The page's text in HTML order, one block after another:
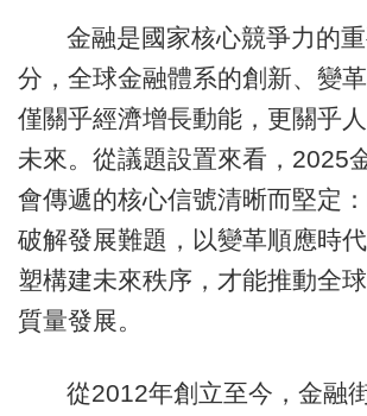
金融是國家核心競爭力的
分，全球金融體系的創新、變
僅關乎經濟增長動能，更關乎
未來。從議題設置來看，2025
會傳遞的核心信號清晰而堅定
破解發展難題，以變革順應時
塑構建未來秩序，才能推動全
質量發展。
從2012年創立至今，金融